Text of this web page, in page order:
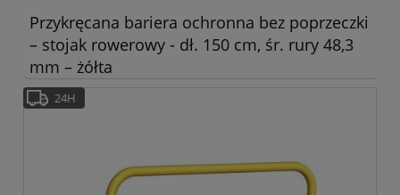
Przykręcana bariera ochronna bez poprzeczki
– stojak rowerowy - dł. 150 cm, śr. rury 48,3
mm – żółta
24H